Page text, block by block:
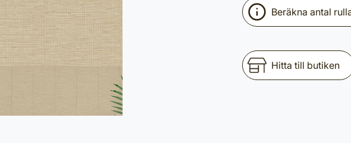
Beräkna antal
Hitta till butiken